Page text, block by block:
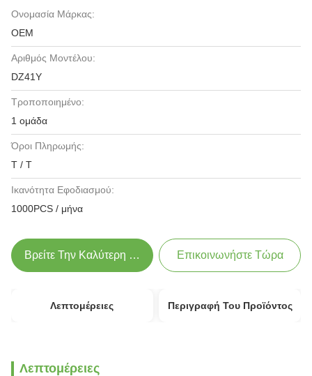
Ονομασία Μάρκας:
OEM
Αριθμός Μοντέλου:
DZ41Y
Τροποποιημένο:
1 ομάδα
Όροι Πληρωμής:
T / T
Ικανότητα Εφοδιασμού:
1000PCS / μήνα
Βρείτε Την Καλύτερη Τιμή Επικοινωνήστε Τώρα
Λεπτομέρειες Περιγραφή Του Προϊόντος
Λεπτομέρειες